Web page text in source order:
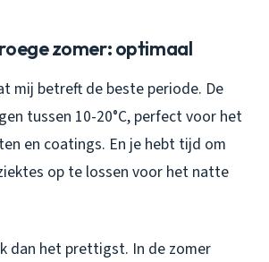
zomer: optimaal
mij betreft de beste periode. De
tussen 10-20°C, perfect voor het
en coatings. En je hebt tijd om
op te lossen voor het natte
dan het prettigst. In de zomer